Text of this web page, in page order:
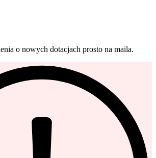
o nowych dotacjach prosto na maila.